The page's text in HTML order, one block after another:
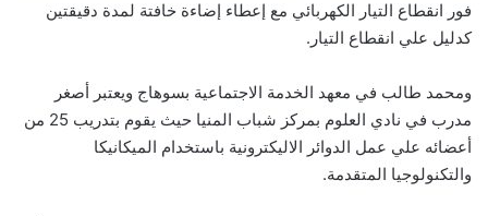
فور انقطاع التيار الكهربائي مع إعطاء إضاءة خافتة لمدة دقيقتين
كدليل علي انقطاع التيار.
ومحمد طالب في معهد الخدمة الاجتماعية بسوهاج ويعتبر أصغر
مدرب في نادي العلوم بمركز شباب المنيا حيث يقوم بتدريب 25 من
أعضائه علي عمل الدوائر الاليكترونية باستخدام الميكانيكا
والتكنولوجيا المتقدمة.